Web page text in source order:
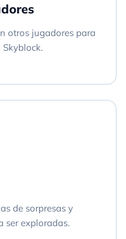
otros jugadores para
de sorpresas y
ser exploradas.